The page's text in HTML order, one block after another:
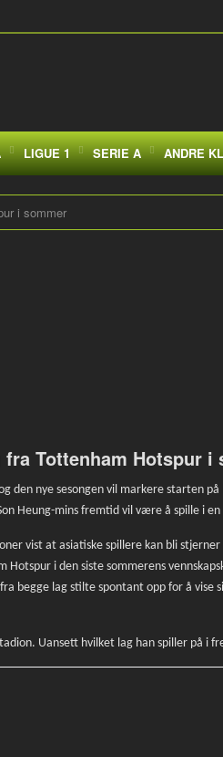
LIGUE 1 SERIE A ANDRE
i sommer
Tottenham Hotspur i
den nye sesongen vil markere starten
Heung-mins fremtid vil være å spille i en
vist at asiatiske spillere kan bli
Hotspur i den siste sommerens
begge lag stilte spontant opp for å vise
Uansett hvilket lag han spiller på i